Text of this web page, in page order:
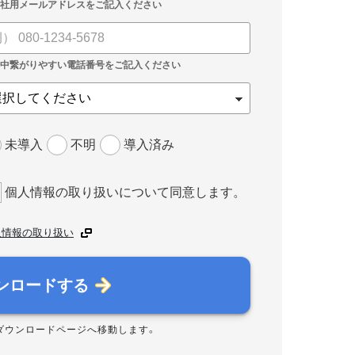
未導入 不明 導入済み
個人情報の取り扱いについて同意します。
報の取り扱い
ロードする
ウンロードページへ移動します。